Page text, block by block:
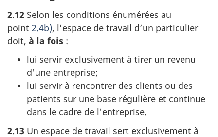
2.12 Selon les conditions énumérées au
point 2.4b), l’espace de travail d’un particulier
doit, à la fois :
lui servir exclusivement à tirer un revenu
d'une entreprise;
lui servir à rencontrer des clients ou des
patients sur une base régulière et continue
dans le cadre de l'entreprise.
2.13 Un espace de travail sert exclusivement à